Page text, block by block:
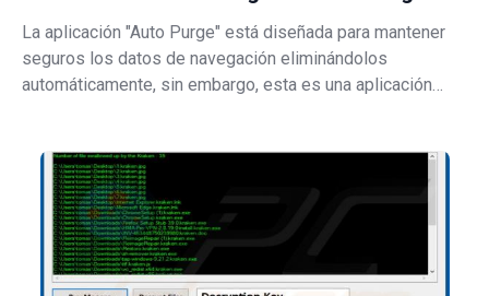
La aplicación "Auto Purge" está diseñada para mantener
seguros los datos de navegación eliminándolos
automáticamente, sin embargo, esta es una aplicación
de las aplicaciones de este tipo, pr